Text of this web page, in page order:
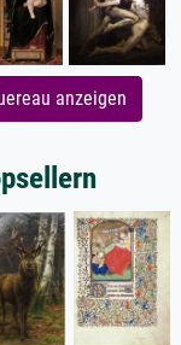
anzeigen